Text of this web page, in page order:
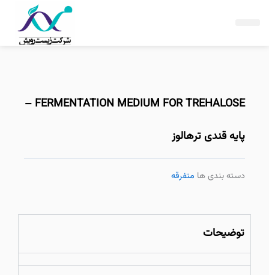
FERMENTATION MEDIUM FOR TREHALOSE –
پایه قندی ترهالوز
دسته بندی ها متفرقه
توضیحات